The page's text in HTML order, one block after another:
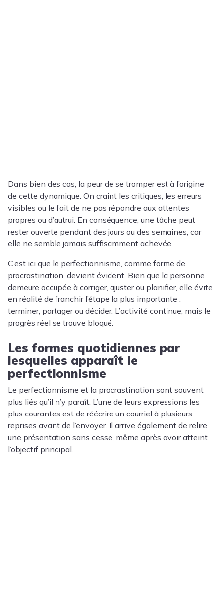
Dans bien des cas, la peur de se tromper est à l’origine
de cette dynamique. On craint les critiques, les erreurs
visibles ou le fait de ne pas répondre aux attentes
propres ou d’autrui. En conséquence, une tâche peut
rester ouverte pendant des jours ou des semaines, car
elle ne semble jamais suffisamment achevée.
C’est ici que le perfectionnisme, comme forme de
procrastination, devient évident. Bien que la personne
demeure occupée à corriger, ajuster ou planifier, elle évite
en réalité de franchir l’étape la plus importante :
terminer, partager ou décider. L’activité continue, mais le
progrès réel se trouve bloqué.
Les formes quotidiennes par
lesquelles apparaît le
perfectionnisme
Le perfectionnisme et la procrastination sont souvent
plus liés qu’il n’y paraît. L’une de leurs expressions les
plus courantes est de réécrire un courriel à plusieurs
reprises avant de l’envoyer. Il arrive également de relire
une présentation sans cesse, même après avoir atteint
l’objectif principal.